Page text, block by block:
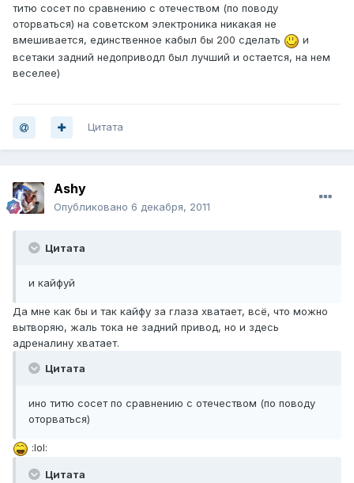
титю сосет по сравнению с отечеством (по поводу
оторваться) на советском электроника никакая не
вмешивается, единственное кабыл бы 200 сделать
и
всетаки задний недоприводл был лучший и остается, на нем
веселее)
Цитата
Ashy
Опубликовано 6 декабря, 2011
Цитата
и кайфуй
Да мне как бы и так кайфу за глаза хватает, всё, что можно
вытворяю, жаль тока не задний привод, но и здесь
адреналину хватает.
Цитата
ино титю сосет по сравнению с отечеством (по поводу
оторваться)
:lol:
Цитата